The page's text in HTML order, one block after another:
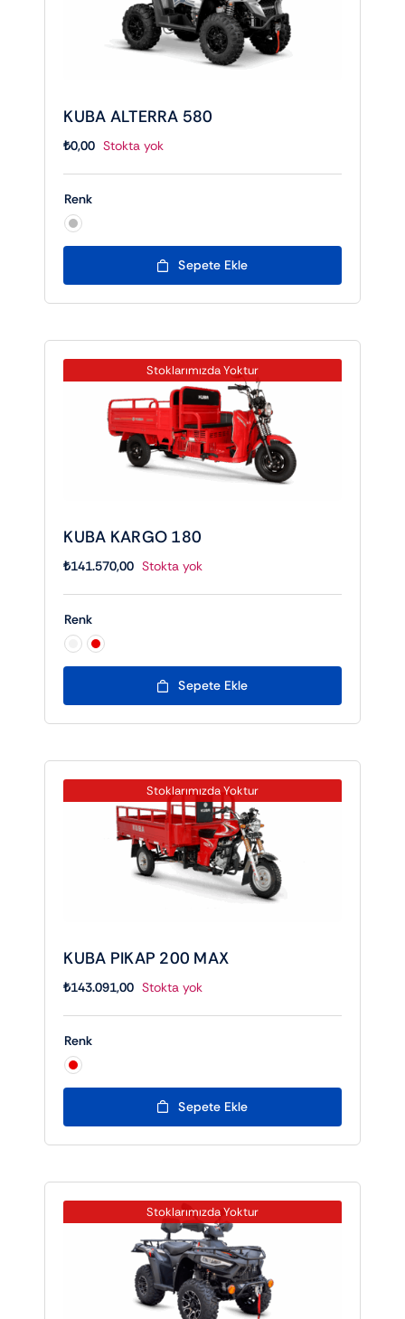
KUBA ALTERRA 580
₺0,00 Stokta yok
Renk
Sepete Ekle
Stoklarımızda Yoktur
KUBA KARGO 180
₺141.570,00 Stokta yok
Renk
Sepete Ekle
Stoklarımızda Yoktur
KUBA PIKAP 200 MAX
₺143.091,00 Stokta yok
Renk
Sepete Ekle
Stoklarımızda Yoktur